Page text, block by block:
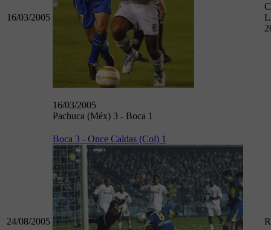
16/03/2005
16/03/2005
Pachuca (Méx) 3 - Boca 1
24/08/2005
Boca 3 - Once Caldas (Col) 1